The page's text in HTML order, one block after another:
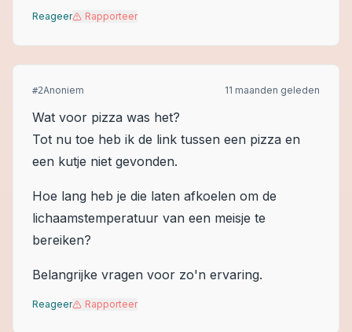
Reageer Rapporteer
#2Anoniem 11 maanden geleden
Wat voor pizza was het?
Tot nu toe heb ik de link tussen een pizza en
een kutje niet gevonden.
Hoe lang heb je die laten afkoelen om de
lichaamstemperatuur van een meisje te
bereiken?
Belangrijke vragen voor zo'n ervaring.
Reageer Rapporteer